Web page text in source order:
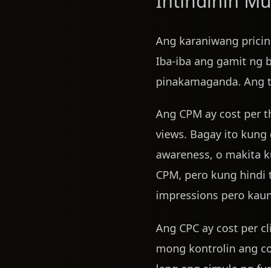
Ang karaniwang
Iba-iba ang gamit ng
pinakamaganda. Ang
Ang CPM ay cost per
views. Bagay ito
awareness, o makita
CPM, pero kung
impressions pero
Ang CPC ay cost per
mong kontrolin ang